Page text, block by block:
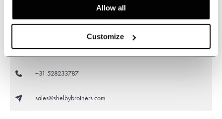
Allow all
Customize
Kunnen wij u helpen?
Klantenservice:
+31 528233787
sales@shelbybrothers.com